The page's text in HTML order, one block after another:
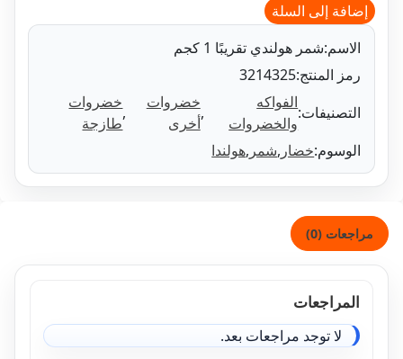
إلى السلة
شمر هولندي تقريبًا 1 كجم
المنتج:3214325
الفواكه
والخضروات
خضروات
أخرى
,
خضروات
طازجة
خضار,شمر,هولندا
(0)
لا توجد مراجعات بعد.